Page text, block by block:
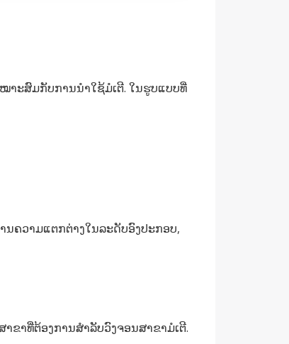
າະສົມກັບການນໍາໃຊ້ມໍເຕີ. ໃນຮູບແບບທີ່
ຄວາມແຕກຕ່າງໃນລະດັບອົງປະກອບ,
ຂາທີ່ຕ້ອງການສໍາລັບວົງຈອນສາຂາມໍເຕີ.